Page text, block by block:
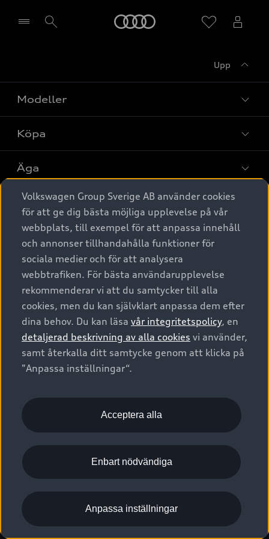
Upp
Modeller
Alla modeller
Elbilar
A6 modellerna
SUV
Avant
Audi Sport
Köpa
Privaterbjudanden
Privatleasing
Nya bilar i lager
Begagnade bilar i lager
Audi approved :plus - så gott som nya
Finansiering
Audi exclusive
Provkörning
Äga
Service & tillbehör
Audi digital services
Originaltillbehör - köp online
Garantier
Försäkring
Digitala manualer för din Audi
Audi Collection – livsstilsartiklar
Vanliga frågor
2G/3G nätet stängs ned - Hur påverkas min bil av detta?
Tjänstebil
Tjänstebil
Business lease online
Företagsleasing
Om Audi Sverige
Kontakta oss
Audi Återförsäljare/-serviceverkstad
myAudi
Pressmeddelanden
Nyhetsbrev
Vårt hållbarhetsarbete
Lediga tjänster huvudkontor
Lediga tjänster hos Audi Återförsäljare
Kommentar till mediauppgifter om dataläcka
© 2026 AUDI SVERIGE. All Rights Reserved.
Utgivare Juridiskt
Juridiskt Audi AG
Juridiskt Audi Digital Giveaway
Anpassa inställningar för cookies
Visselblåsarkanaler
Volkswagen Group Sverige AB använder cookies
för att ge dig bästa möjliga upplevelse på vår
webbplats, till exempel för att anpassa innehåll
och annonser tillhandahålla funktioner för
sociala medier och för att analysera
webbtrafiken. För bästa användarupplevelse
rekommenderar vi att du samtycker till alla
cookies, men du kan självklart anpassa dem efter
dina behov. Du kan läsa vår integritetspolicy, en
detaljerad beskrivning av alla cookies vi använder,
samt återkalla ditt samtycke genom att klicka på
"Anpassa inställningar“.
Acceptera alla
Enbart nödvändiga
Anpassa inställningar